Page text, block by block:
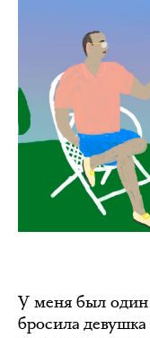
У меня был один
бросила